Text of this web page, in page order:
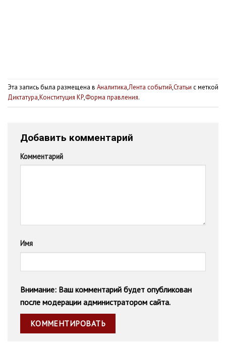
Эта запись была размещена в Аналитика,Лента событий,Статьи с меткой
Диктатура,Конституция КР,Форма правления.
Добавить комментарий
Комментарий
Имя
Внимание: Ваш комментарий будет опубликован
после модерации администратором сайта.